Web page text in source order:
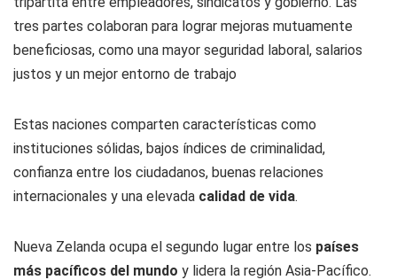
tres partes colaboran para lograr mejoras mutuamente
beneficiosas, como una mayor seguridad laboral, salarios
justos y un mejor entorno de trabajo
Estas naciones comparten características como
instituciones sólidas, bajos índices de criminalidad,
confianza entre los ciudadanos, buenas relaciones
internacionales y una elevada calidad de vida.
Nueva Zelanda ocupa el segundo lugar entre los países
más pacíficos del mundo y lidera la región Asia-Pacífico.